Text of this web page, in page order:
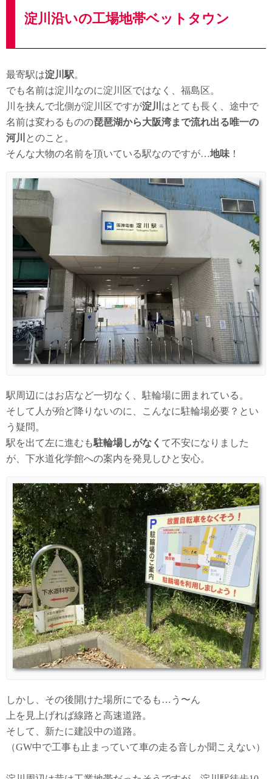
淀川沿いの工場地帯ベットタウン
最寄駅は淀川駅。
でも名前は淀川なのに淀川区ではなく、福島区。
川を挟んで北側が淀川区ですが淀川 はとても長く、途中で
名前は変わるものの琵琶湖から大阪湾まで流れ出る唯一の
河川
とのこと。
そんな大物の名前を頂いている駅なのですが…地味 ！
駅周辺にはお店など一切なく、駐輪場に囲まれている。
そして人が殆ど降りないのに、こんなに駐輪場必要？とい
う疑問。
駅を出て左に進むも駐輪場しがなく て不安になりました
が、下水道化学館への案内を発見しひと安心。
しかし、その後開けた場所にでるも…う〜ん
上を見上げれば線路と高速道路。
そして、新たに建設中の道路。
（GW中で工事も止まっていて車の走る音しか聞こえない）